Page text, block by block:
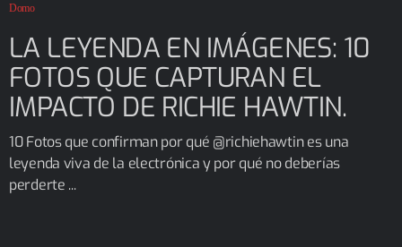
Domo
LA LEYENDA EN IMÁGENES: 10
FOTOS QUE CAPTURAN EL
IMPACTO DE RICHIE HAWTIN.
10 Fotos que confirman por qué @richiehawtin es una
leyenda viva de la electrónica y por qué no deberías
perderte ...